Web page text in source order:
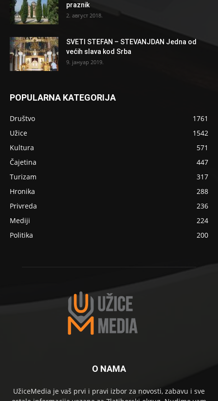
praznik
2. август 2018.
SVETI STEFAN – STEVANJDAN Jedna od
većih slava kod Srba
9. јануар 2019.
POPULARNA KATEGORIJA
Društvo
1761
Užice
1542
Kultura
571
Čajetina
447
Turizam
317
Hronika
288
Privreda
236
Mediji
224
Politika
200
O NAMA
UžiceMedia je vaš prvi i pravi izbor za novosti, zabavu i sve